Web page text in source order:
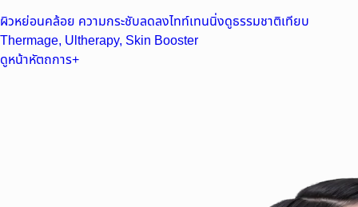
ผิวหย่อนคล้อย ความกระชับลดลงไทท์เทนนิ่งดูธรรมชาติเทียบ
Thermage, Ultherapy, Skin Booster
ดูหน้าหัตถการ+